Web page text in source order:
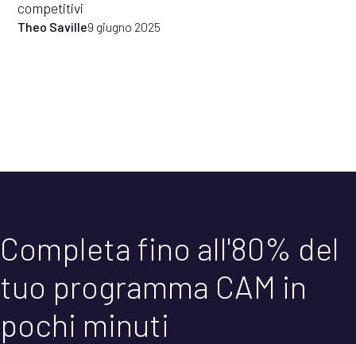
competitivi
Theo Saville9 giugno 2025
Completa fino all'80% del
tuo programma CAM in
pochi minuti